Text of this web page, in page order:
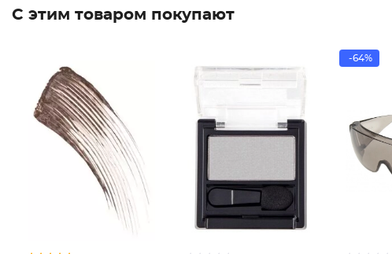
С этим товаром покупают
Гель-ко Тени дл
-64%